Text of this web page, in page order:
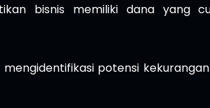
bisnis memiliki dana yang
potensi